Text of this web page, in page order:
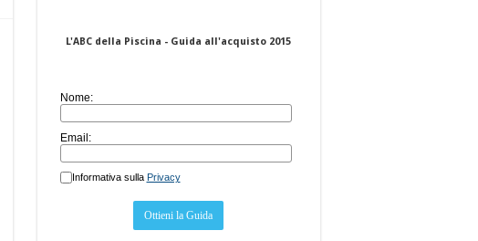
L'ABC della Piscina - Guida all'acquisto 2015
Nome:
Email:
Informativa sulla Privacy